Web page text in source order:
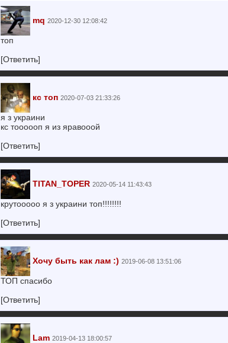
mq 2020-12-30 12:08:42
топ
[Ответить]
кс топ 2020-07-03 21:33:26
я з украини
кс тоооооп я из яравооой
[Ответить]
TITAN_TOPER 2020-05-14 11:43:43
крутооооо я з украини топ!!!!!!!!
[Ответить]
Хочу быть как лам :) 2019-06-08 13:51:06
ТОП спасибо
[Ответить]
Lam 2019-04-13 18:00:57